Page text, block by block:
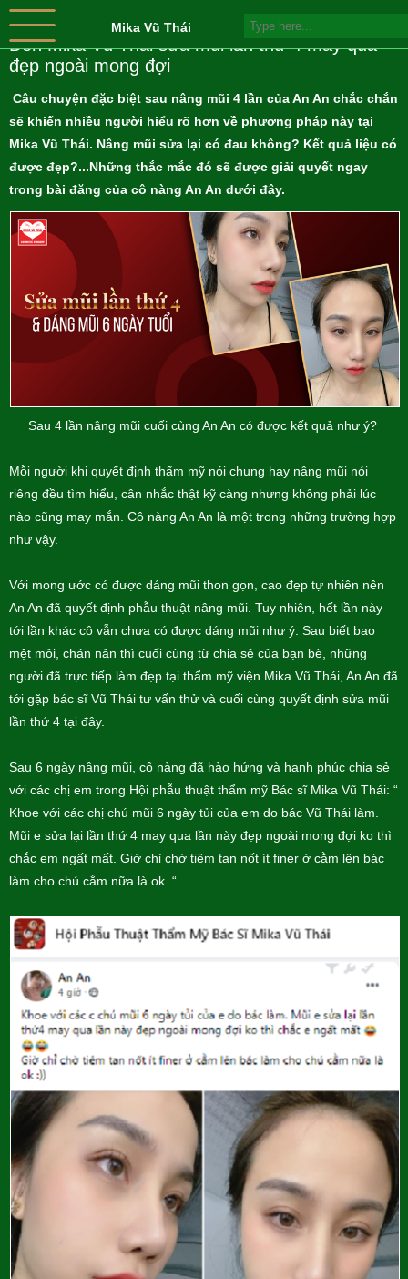
Mika Vũ Thái
Đến Mika Vũ Thái sửa mũi lần thứ 4 may quá
đẹp ngoài mong đợi
Câu chuyện đặc biệt sau nâng mũi 4 lần của An An chắc chắn
sẽ khiến nhiều người hiểu rõ hơn về phương pháp này tại
Mika Vũ Thái. Nâng mũi sửa lại có đau không? Kết quả liệu có
được đẹp?...Những thắc mắc đó sẽ được giải quyết ngay
trong bài đăng của cô nàng An An dưới đây.
Sau 4 lần nâng mũi cuối cùng An An có được kết quả như ý?
Mỗi người khi quyết định thẩm mỹ nói chung hay nâng mũi nói
riêng đều tìm hiểu, cân nhắc thật kỹ càng nhưng không phải lúc
nào cũng may mắn. Cô nàng An An là một trong những trường hợp
như vậy.
Với mong ước có được dáng mũi thon gọn, cao đẹp tự nhiên nên
An An đã quyết định phẫu thuật nâng mũi. Tuy nhiên, hết lần này
tới lần khác cô vẫn chưa có được dáng mũi như ý. Sau biết bao
mệt mỏi, chán nản thì cuối cùng từ chia sẻ của bạn bè, những
người đã trực tiếp làm đẹp tại thẩm mỹ viện Mika Vũ Thái, An An đã
tới gặp bác sĩ Vũ Thái tư vấn thử và cuối cùng quyết định sửa mũi
lần thứ 4 tại đây.
Sau 6 ngày nâng mũi, cô nàng đã hào hứng và hạnh phúc chia sẻ
với các chị em trong Hội phẫu thuật thẩm mỹ Bác sĩ Mika Vũ Thái: “
Khoe với các chị chú mũi 6 ngày tủi của em do bác Vũ Thái làm.
Mũi e sửa lại lần thứ 4 may qua lần này đẹp ngoài mong đợi ko thì
chắc em ngất mất. Giờ chỉ chờ tiêm tan nốt ít finer ở cằm lên bác
làm cho chú cằm nữa là ok. “